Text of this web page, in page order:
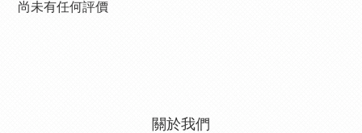
尚未有任何評價
關於我們